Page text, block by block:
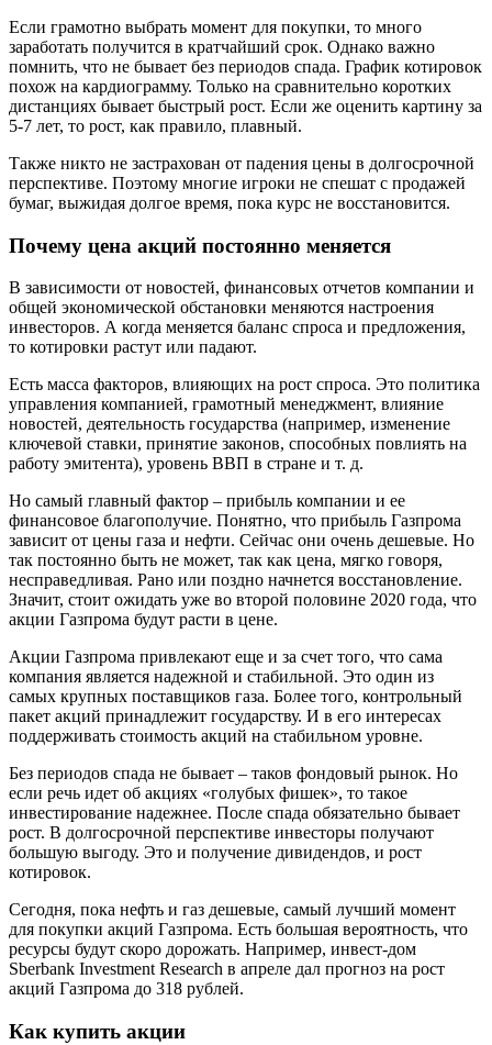
Если грамотно выбрать момент для покупки, то много
заработать получится в кратчайший срок. Однако важно
помнить, что не бывает без периодов спада. График котировок
похож на кардиограмму. Только на сравнительно коротких
дистанциях бывает быстрый рост. Если же оценить картину за
5-7 лет, то рост, как правило, плавный.
Также никто не застрахован от падения цены в долгосрочной
перспективе. Поэтому многие игроки не спешат с продажей
бумаг, выжидая долгое время, пока курс не восстановится.
Почему цена акций постоянно меняется
В зависимости от новостей, финансовых отчетов компании и
общей экономической обстановки меняются настроения
инвесторов. А когда меняется баланс спроса и предложения,
то котировки растут или падают.
Есть масса факторов, влияющих на рост спроса. Это политика
управления компанией, грамотный менеджмент, влияние
новостей, деятельность государства (например, изменение
ключевой ставки, принятие законов, способных повлиять на
работу эмитента), уровень ВВП в стране и т. д.
Но самый главный фактор – прибыль компании и ее
финансовое благополучие. Понятно, что прибыль Газпрома
зависит от цены газа и нефти. Сейчас они очень дешевые. Но
так постоянно быть не может, так как цена, мягко говоря,
несправедливая. Рано или поздно начнется восстановление.
Значит, стоит ожидать уже во второй половине 2020 года, что
акции Газпрома будут расти в цене.
Акции Газпрома привлекают еще и за счет того, что сама
компания является надежной и стабильной. Это один из
самых крупных поставщиков газа. Более того, контрольный
пакет акций принадлежит государству. И в его интересах
поддерживать стоимость акций на стабильном уровне.
Без периодов спада не бывает – таков фондовый рынок. Но
если речь идет об акциях «голубых фишек», то такое
инвестирование надежнее. После спада обязательно бывает
рост. В долгосрочной перспективе инвесторы получают
большую выгоду. Это и получение дивидендов, и рост
котировок.
Сегодня, пока нефть и газ дешевые, самый лучший момент
для покупки акций Газпрома. Есть большая вероятность, что
ресурсы будут скоро дорожать. Например, инвест-дом
Sberbank Investment Research в апреле дал прогноз на рост
акций Газпрома до 318 рублей.
Как купить акции